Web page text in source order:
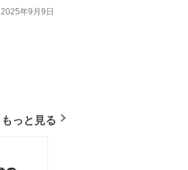
2025年9月9日
もっと見る